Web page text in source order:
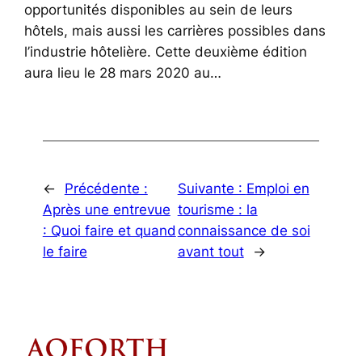
opportunités disponibles au sein de leurs
hôtels, mais aussi les carrières possibles dans
l’industrie hôtelière. Cette deuxième édition
aura lieu le 28 mars 2020 au…
←
Précédente :
Après une entrevue
: Quoi faire et quand
le faire
Suivante : Emploi en
tourisme : la
connaissance de soi
avant tout
→